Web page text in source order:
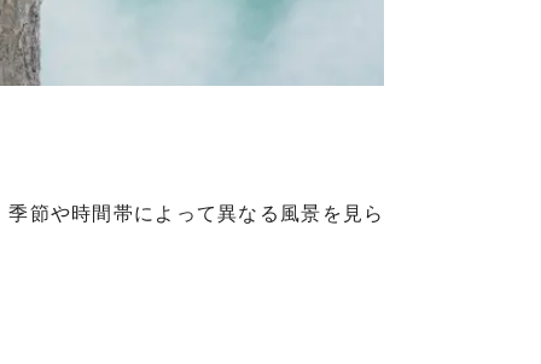
節や時間帯によって異なる風景を見ら